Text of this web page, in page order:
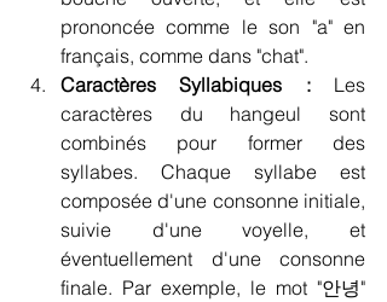
prononcée comme le son "a" en
français, comme dans "chat".
Caractères Syllabiques : Les
caractères du hangeul sont
combinés pour former des
syllabes. Chaque syllabe est
composée d'une consonne initiale,
suivie d'une voyelle, et
éventuellement d'une consonne
finale. Par exemple, le mot "안녕"